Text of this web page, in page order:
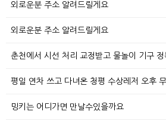
외로운분 주소 알려드릴게요
외로운분 주소 알려드릴게요
춘천에서 시선 처리 교정받고 물놀이 기구
평일 연차 쓰고 다녀온 청평 수상레저 오후
밍키는 어디가면 만날수있을까요